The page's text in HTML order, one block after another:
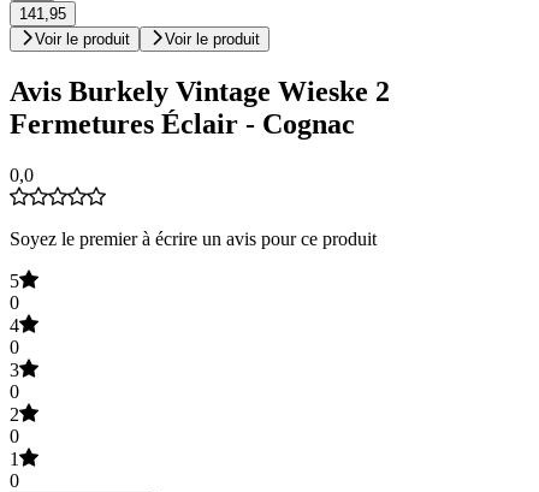
141,95
Voir le produit
Voir le produit
Avis Burkely Vintage Wieske 2
Fermetures Éclair - Cognac
0,0
Soyez le premier à écrire un avis pour ce produit
5
0
4
0
3
0
2
0
1
0